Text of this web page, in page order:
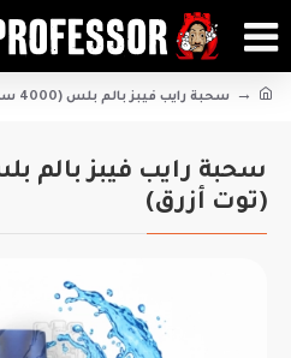
سحبة رايب فيبز بالم بلس (4000 سحبة) بلو راز
(توت أزرق)